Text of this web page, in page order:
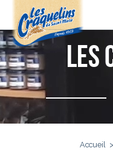
Les
Accueil >